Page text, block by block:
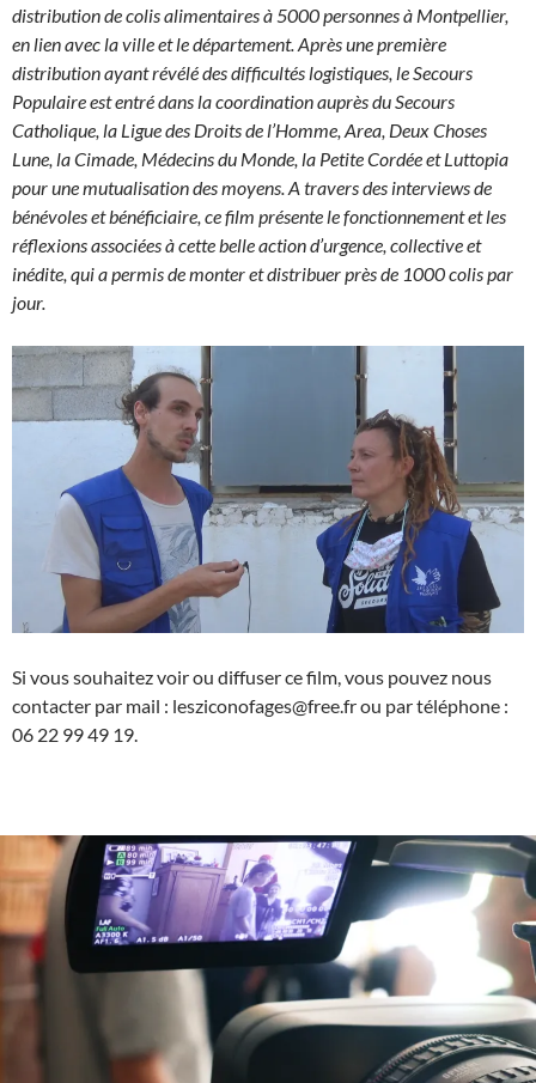
distribution de colis alimentaires à 5000 personnes à Montpellier,
en lien avec la ville et le département. Après une première
distribution ayant révélé des difficultés logistiques, le Secours
Populaire est entré dans la coordination auprès du Secours
Catholique, la Ligue des Droits de l’Homme, Area, Deux Choses
Lune, la Cimade, Médecins du Monde, la Petite Cordée et Luttopia
pour une mutualisation des moyens. A travers des interviews de
bénévoles et bénéficiaire, ce film présente le fonctionnement et les
réflexions associées à cette belle action d’urgence, collective et
inédite, qui a permis de monter et distribuer près de 1000 colis par
jour.
Si vous souhaitez voir ou diffuser ce film, vous pouvez nous
contacter par mail : lesziconofages@free.fr ou par téléphone :
06 22 99 49 19.